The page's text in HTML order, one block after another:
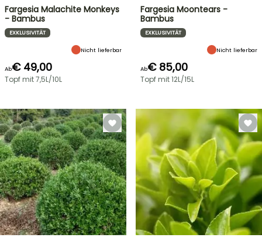
Fargesia Malachite Monkeys
- Bambus
EXKLUSIVITÄT
Nicht lieferbar
Ab€ 49,00
Topf mit 7,5L/10L
Fargesia Moontears -
Bambus
EXKLUSIVITÄT
Nicht lieferbar
Ab€ 85,00
Topf mit 12L/15L